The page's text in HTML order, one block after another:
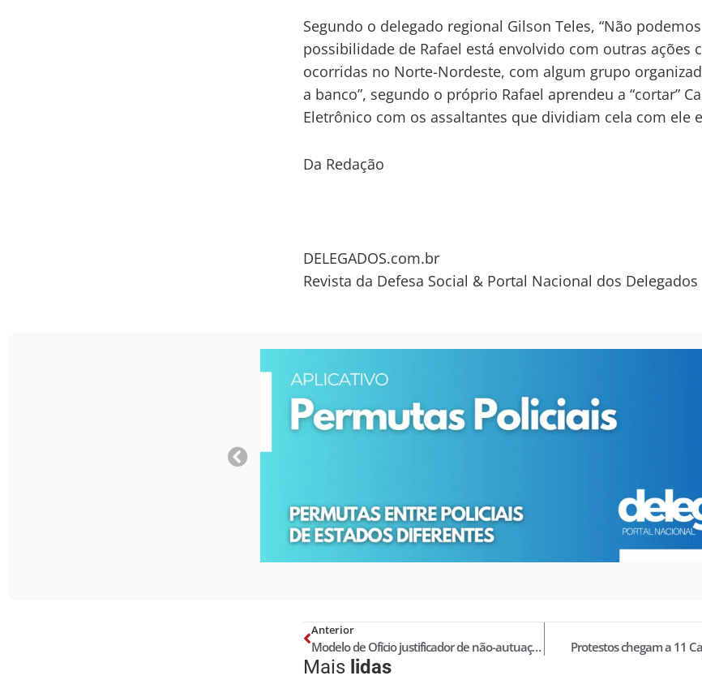
Segundo o delegado regional Gilson Teles, “Não
possibilidade de Rafael está envolvido com outras ações
ocorridas no Norte-Nordeste, com algum grupo
a banco”, segundo o próprio Rafael aprendeu a “cortar”
Eletrônico com os assaltantes que dividiam cela com ele
Da Redação
DELEGADOS.com.br
Revista da Defesa Social & Portal Nacional dos Delegados
Anterior
Modelo de Ofício justificador de não-autuação em flagrante no crime de furto privilegiado Protestos chegam a 11
Mais lidas